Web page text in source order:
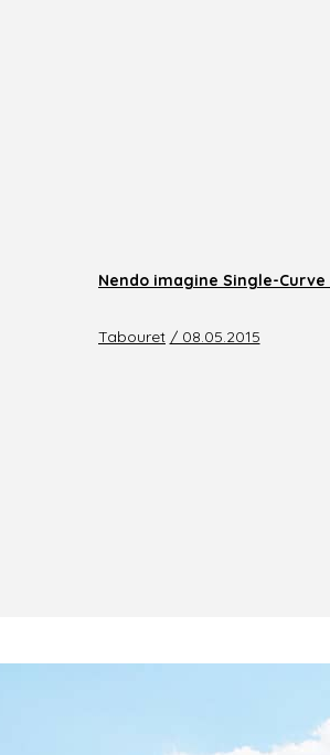
Nendo imagine Single-
Tabouret / 08.05.2015